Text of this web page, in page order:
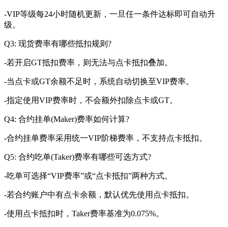
-VIP等级每24小时随机更新，一旦任一条件达标即可自动升
级。
Q3: 现货费率有哪些抵扣规则?
-若开启GT抵扣费率，则无法与点卡抵扣叠加。
-当点卡或GT余额不足时，系统自动切换至VIP费率。
-指定使用VIP费率时，不会额外扣除点卡或GT。
Q4: 合约挂单(Maker)费率如何计算?
-合约挂单费率采用统一VIP阶梯费率，不支持点卡抵扣。
Q5: 合约吃单(Taker)费率有哪些可选方式?
-吃单可选择“VIP费率”或“点卡抵扣”两种方式。
-若合约账户中有点卡余额，默认优先使用点卡抵扣。
-使用点卡抵扣时，Taker费率基准为0.075%。